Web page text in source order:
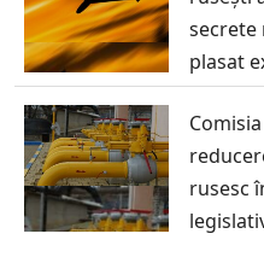
secrete
plasat
rusesc